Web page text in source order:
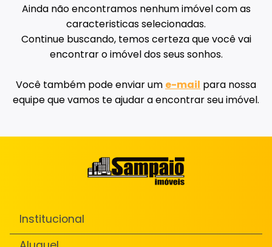
Ainda não encontramos nenhum imóvel com as
caracteristicas selecionadas.
Continue buscando, temos certeza que você vai
encontrar o imóvel dos seus sonhos.
Você também pode enviar um e-mail para nossa
equipe que vamos te ajudar a encontrar seu imóvel.
Institucional